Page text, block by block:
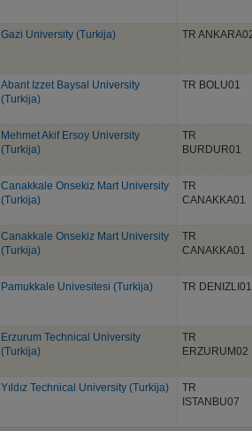
Gazi University (Turkija) TR
Abant Izzet Baysal University
(Turkija)
TR BOLU01
Mehmet Akif Ersoy University
(Turkija)
TR
BURDUR01
Canakkale Onsekiz Mart University
(Turkija)
TR
CANAKKA01
Canakkale Onsekiz Mart University
(Turkija)
TR
CANAKKA01
Pamukkale Univesitesi (Turkija) TR DENIZLI01
Erzurum Technical University
(Turkija)
TR
ERZURUM02
Yıldız Technical University (Turkija)
TR
ISTANBU07